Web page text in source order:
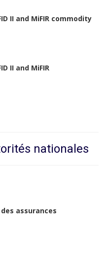
II and MiFIR commodity
II and MiFIR
nationales
assurances